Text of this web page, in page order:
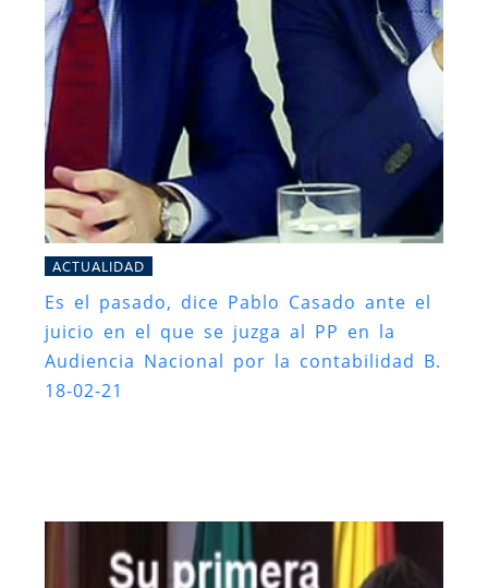
ACTUALIDAD
Es el pasado, dice Pablo Casado ante el
juicio en el que se juzga al PP en la
Audiencia Nacional por la contabilidad B.
18-02-21